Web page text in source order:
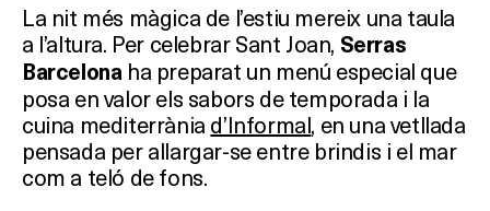
La nit més màgica de l’estiu mereix una taula
a l’altura. Per celebrar Sant Joan, Serras
Barcelona ha preparat un menú especial que
posa en valor els sabors de temporada i la
cuina mediterrània d’Informal, en una vetllada
pensada per allargar-se entre brindis i el mar
com a teló de fons.